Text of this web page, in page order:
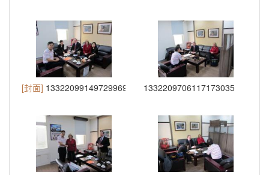
[封面] 1332209914972996997 1332209706117173035